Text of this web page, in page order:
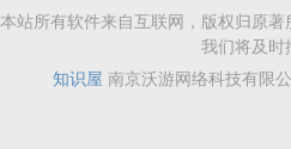
本站所有软件来自互联网，版权归原著
我们将及时
知识屋 南京沃游网络科技有限